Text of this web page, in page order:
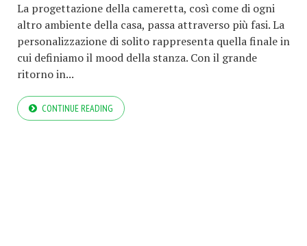
La progettazione della cameretta, così come di ogni
altro ambiente della casa, passa attraverso più fasi. La
personalizzazione di solito rappresenta quella finale in
cui definiamo il mood della stanza. Con il grande
ritorno in...
CONTINUE READING